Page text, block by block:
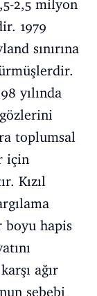
2,5 milyon
1979
sınırına
yılında
toplumsal
için
Kızıl
boyu hapis
ağır
sebebi